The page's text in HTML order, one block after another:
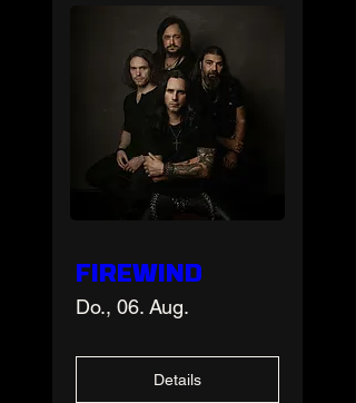
FIREWIND
Do., 06. Aug.
Details